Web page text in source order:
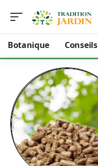
Botanique Conseils